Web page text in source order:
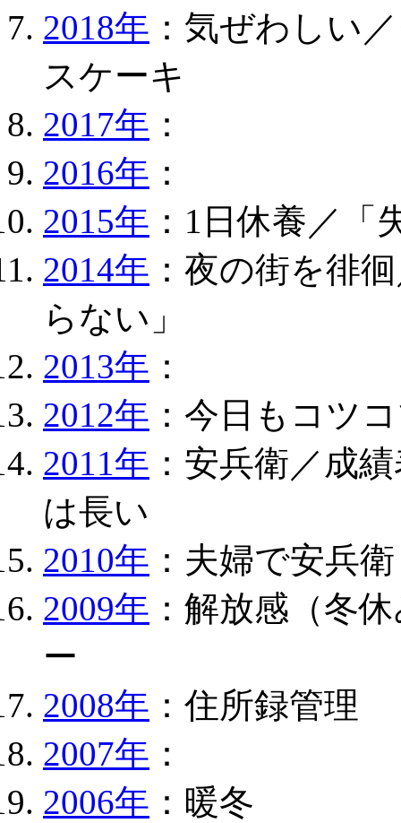
2018年 ：気ぜわしい
スケーキ
2017年 ：
2016年 ：
2015年 ：1日休養／「
2014年 ：夜の街を徘
らない」
2013年 ：
2012年 ：今日もコツ
2011年 ：安兵衛／成
は長い
2010年 ：夫婦で安兵衛
2009年 ：解放感（冬
ー
2008年 ：住所録管理
2007年 ：
2006年 ：暖冬